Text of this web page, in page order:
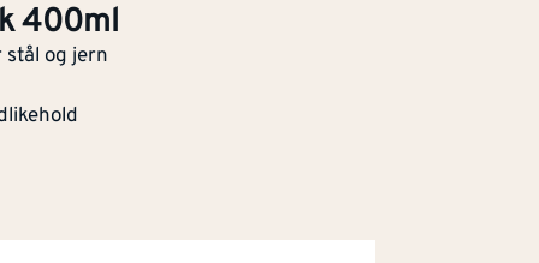
400ml
og jern